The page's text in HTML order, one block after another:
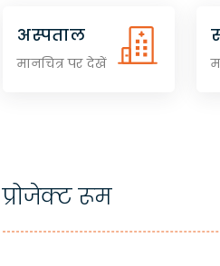
अस्पताल
मानचित्र पर देखें
प्रोजेक्ट रूम